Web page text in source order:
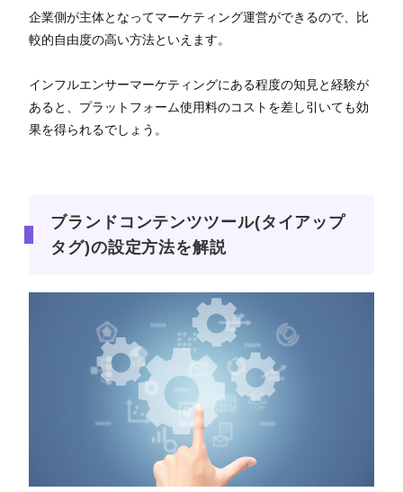
企業側が主体となってマーケティング運営ができるので、比
較的自由度の高い方法といえます。
インフルエンサーマーケティングにある程度の知見と経験が
あると、プラットフォーム使用料のコストを差し引いても効
果を得られるでしょう。
ブランドコンテンツツール(タイアップ
タグ)の設定方法を解説